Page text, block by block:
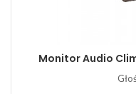
Monitor Audio